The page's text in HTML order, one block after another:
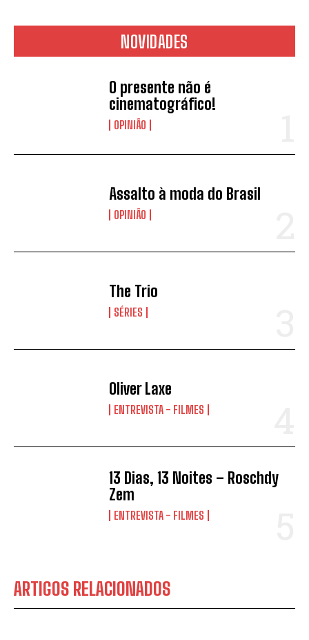
NOVIDADES
O presente não é
cinematográfico!
OPINIÃO
Assalto à moda do Brasil
OPINIÃO
The Trio
SÉRIES
Oliver Laxe
ENTREVISTA - FILMES
13 Dias, 13 Noites – Roschdy
Zem
ENTREVISTA - FILMES
ARTIGOS RELACIONADOS